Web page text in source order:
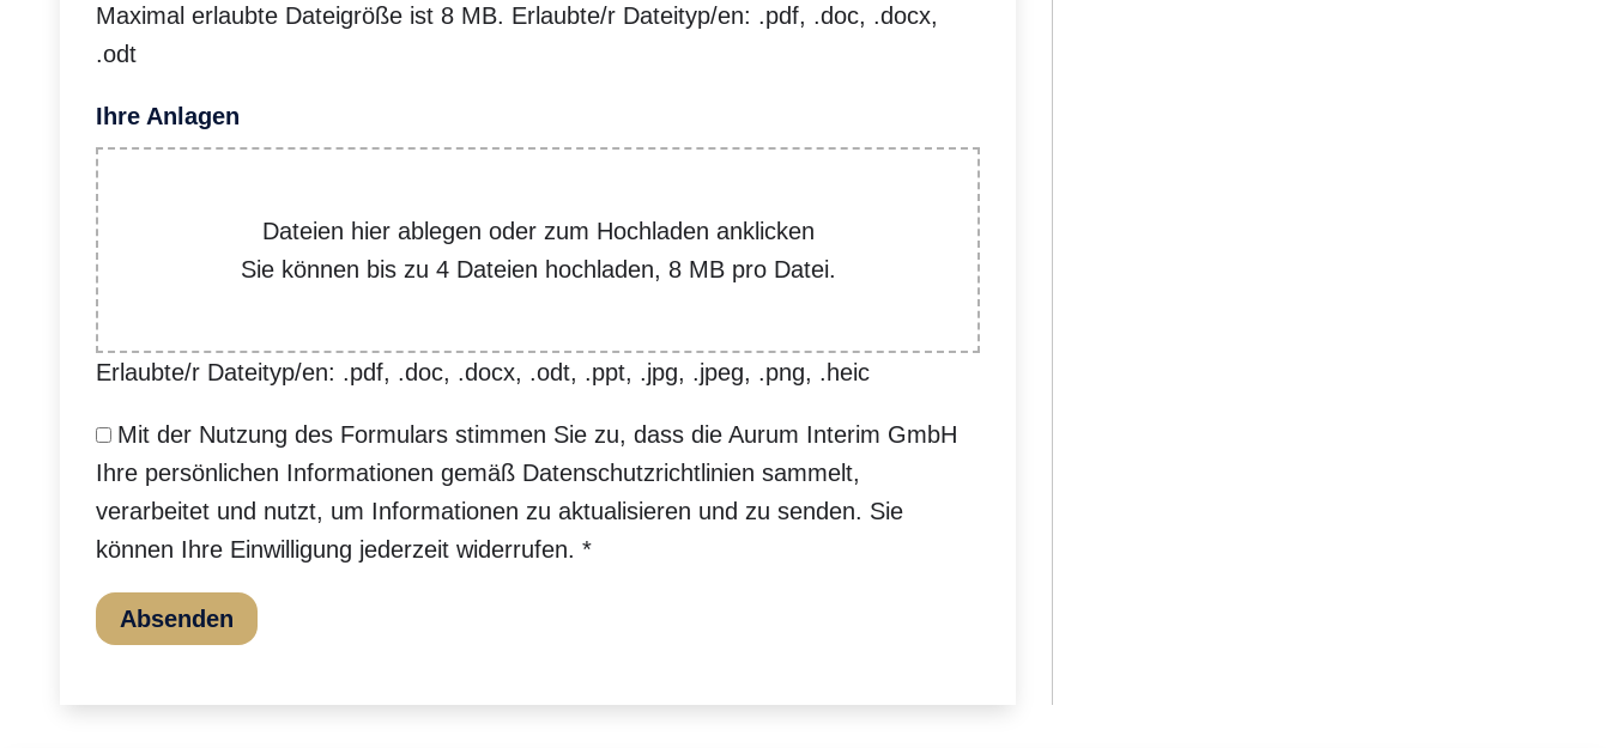
Maximal erlaubte Dateigröße ist 8 MB. Erlaubte/r Dateityp/en: .pdf, .doc, .docx,
.odt
Ihre Anlagen
Dateien hier ablegen oder zum Hochladen anklicken
Sie können bis zu 4 Dateien hochladen, 8 MB pro Datei.
Erlaubte/r Dateityp/en: .pdf, .doc, .docx, .odt, .ppt, .jpg, .jpeg, .png, .heic
Mit der Nutzung des Formulars stimmen Sie zu, dass die Aurum Interim GmbH
Ihre persönlichen Informationen gemäß Datenschutzrichtlinien sammelt,
verarbeitet und nutzt, um Informationen zu aktualisieren und zu senden. Sie
können Ihre Einwilligung jederzeit widerrufen. *